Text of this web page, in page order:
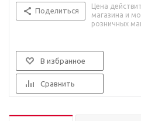
Поделиться
Цена
магазина и
розничных
В избранное
Сравнить